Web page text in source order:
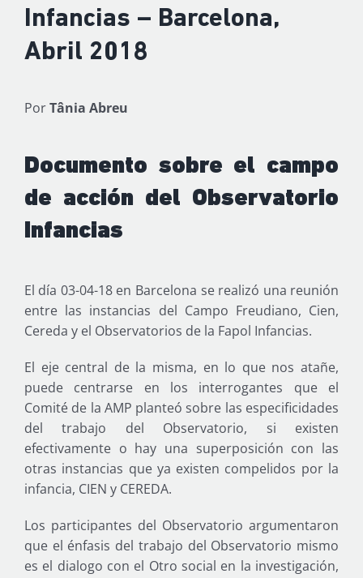
Infancias – Barcelona,
Abril 2018
PorTânia Abreu
Documento sobre el campo
de acción del Observatorio
Infancias
El día 03-04-18 en Barcelona se realizó una reunión
entre las instancias del Campo Freudiano, Cien,
Cereda y el Observatorios de la Fapol Infancias.
El eje central de la misma, en lo que nos atañe,
puede centrarse en los interrogantes que el
Comité de la AMP planteó sobre las especificidades
del trabajo del Observatorio, si existen
efectivamente o hay una superposición con las
otras instancias que ya existen compelidos por la
infancia, CIEN y CEREDA.
Los participantes del Observatorio argumentaron
que el énfasis del trabajo del Observatorio mismo
es el dialogo con el Otro social en la investigación,